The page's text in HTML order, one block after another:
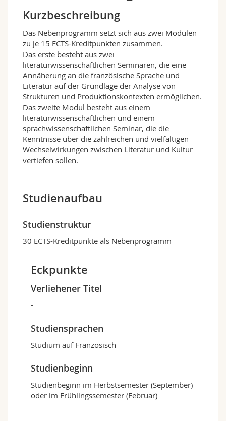
Interfakultär
Doktorierende
Vorlesungsverzeichnis
MyUnifr
Kurzbeschreibung
Das Nebenprogramm setzt sich aus zwei Modulen
zu je 15 ECTS-Kreditpunkten zusammen.
Das erste besteht aus zwei
literaturwissenschaftlichen Seminaren, die eine
Annäherung an die französische Sprache und
Literatur auf der Grundlage der Analyse von
Strukturen und Produktionskontexten ermöglichen.
Das zweite Modul besteht aus einem
literaturwissenschaftlichen und einem
sprachwissenschaftlichen Seminar, die die
Kenntnisse über die zahlreichen und vielfältigen
Wechselwirkungen zwischen Literatur und Kultur
vertiefen sollen.
Studienaufbau
Studienstruktur
30 ECTS-Kreditpunkte als Nebenprogramm
Eckpunkte
Verliehener Titel
-
Studiensprachen
Studium auf Französisch
Studienbeginn
Studienbeginn im Herbstsemester (September)
oder im Frühlingssemester (Februar)